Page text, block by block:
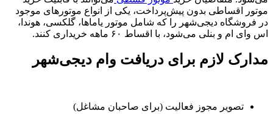
موتور اقساطی بدون پیش‌پرداخت، یکی از انواع موتورهای موجود
در فروشگاه دیجی‌شهر را که شامل موتور یاماها، گلکسی، هوندا،
اس وای ام و بنلی می‌شود، با اقساط ۶۰ ماهه خریداری کنند.
مدارک لازم برای دریافت وام دیجی‌شهر
تصویر مجوز فعالیت (برای صاحبان مشاغل)